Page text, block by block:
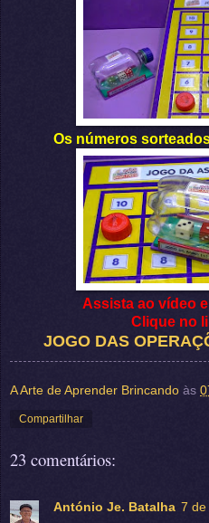
Os números
Assista ao vídeo
Clique no
JOGO DAS
A Arte de Aprender Brincando às
Compartilhar
23 comentários:
António Je. Batalha 7 de